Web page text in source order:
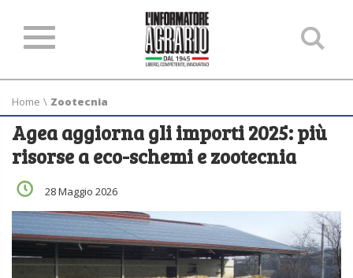
Home \ Zootecnia
Agea aggiorna gli importi 2025: più
risorse a eco-schemi e zootecnia
28 Maggio 2026